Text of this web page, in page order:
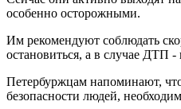
особенно осторожными.
Им рекомендуют соблюдать
остановиться, а в случае ДТП
Петербуржцам напоминают,
безопасности людей,